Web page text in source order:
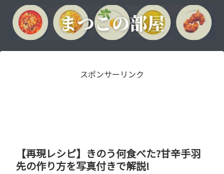
スポンサーリンク
【再現レシピ】きのう何食べた?甘辛手羽
先の作り方を写真付きで解説!